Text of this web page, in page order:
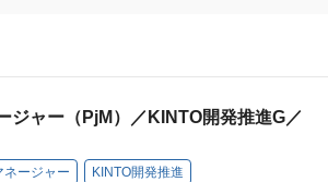
ジャー（PjM）／KINTO開発推進G／
ネージャー KINTO開発推進